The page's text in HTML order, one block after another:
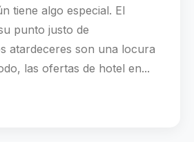
tiene algo especial. El
punto justo de
atardeceres son una locura
las ofertas de hotel en...